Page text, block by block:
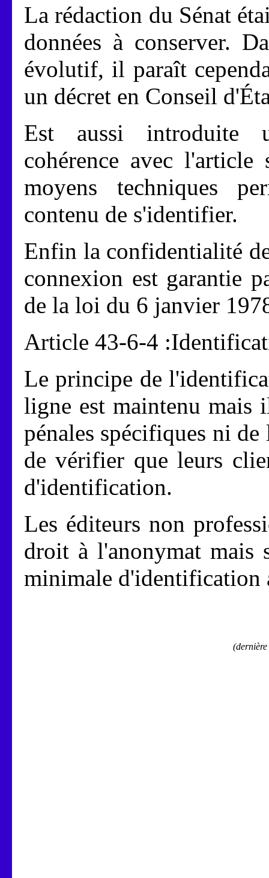
La rédaction du Sénat
données à conserver.
évolutif, il paraît
un décret en Conseil
Est aussi introduite
cohérence avec
moyens techniques
contenu de s'identifier.
Enfin la confidentialité
connexion est garantie
de la loi du 6 janvier
Article 43-6-4
Le principe de
ligne est maintenu mais
pénales spécifiques ni
de vérifier que leurs
d'identification.
Les éditeurs non
droit à l'anonymat mais
minimale d'identification